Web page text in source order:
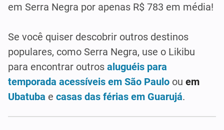
em Serra Negra por apenas R$ 783 em média!
Se você quiser descobrir outros destinos
populares, como Serra Negra, use o Likibu
para encontrar outros aluguéis para
temporada acessíveis em São Paulo ou em
Ubatuba e casas das férias em Guarujá.